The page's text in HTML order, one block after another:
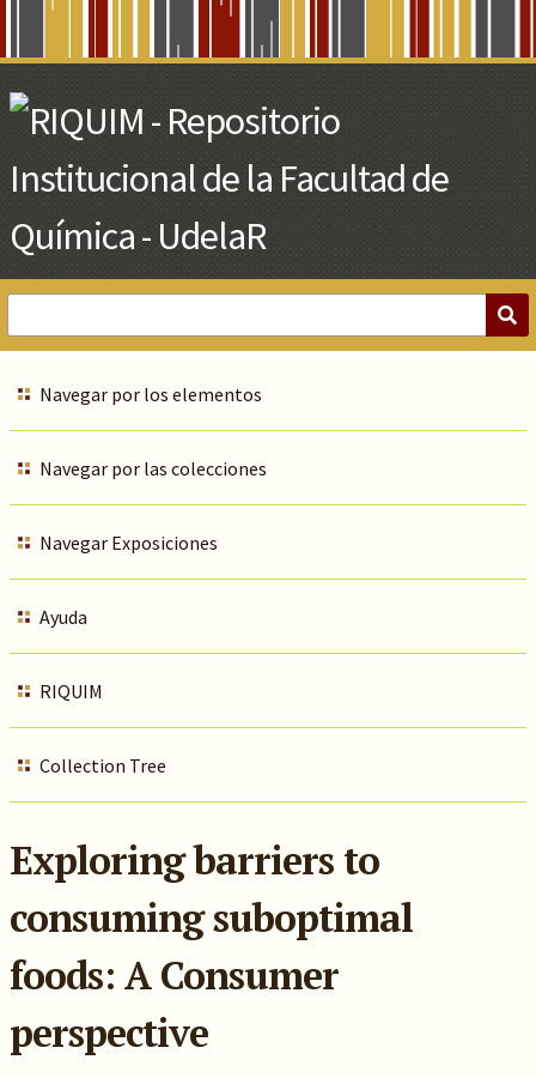
Main
Content
Navegar por los elementos
Navegar por las colecciones
Navegar Exposiciones
Ayuda
RIQUIM
Collection Tree
Exploring barriers to
consuming suboptimal
foods: A Consumer
perspective